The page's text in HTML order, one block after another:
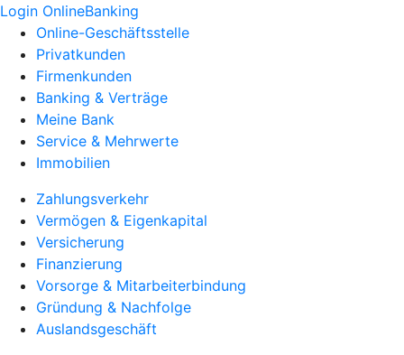
Login OnlineBanking
Online-Geschäftsstelle
Privatkunden
Firmenkunden
Banking & Verträge
Meine Bank
Service & Mehrwerte
Immobilien
Zahlungsverkehr
Vermögen & Eigenkapital
Versicherung
Finanzierung
Vorsorge & Mitarbeiterbindung
Gründung & Nachfolge
Auslandsgeschäft